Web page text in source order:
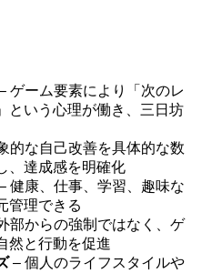
ゲーム要素により「次のレ
という心理が働き、三日坊
的な自己改善を具体的な数
、達成感を明確化
健康、仕事、学習、趣味な
管理できる
部からの強制ではなく、ゲ
然と行動を促進
– 個人のライフスタイルや